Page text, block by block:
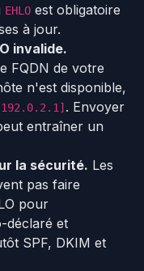
EHLO est obligatoire
à jour.
invalide.
FQDN de votre
n'est disponible,
. Envoyer
entraîner un
la sécurité. Les
pas faire
pour
déclaré et
SPF, DKIM et